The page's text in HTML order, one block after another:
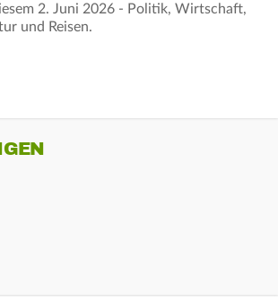
2. Juni 2026 - Politik, Wirtschaft,
und Reisen.